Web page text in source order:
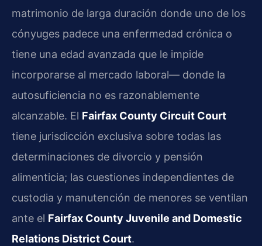
matrimonio de larga duración donde uno de los
cónyuges padece una enfermedad crónica o
tiene una edad avanzada que le impide
incorporarse al mercado laboral— donde la
autosuficiencia no es razonablemente
alcanzable. El Fairfax County Circuit Court
tiene jurisdicción exclusiva sobre todas las
determinaciones de divorcio y pensión
alimenticia; las cuestiones independientes de
custodia y manutención de menores se ventilan
ante el Fairfax County Juvenile and Domestic
Relations District Court.